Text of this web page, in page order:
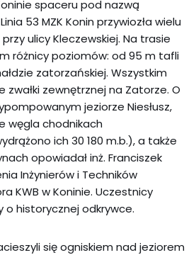
spaceru pod nazwą
53 MZK Konin przywiozła wielu
ulicy Kleczewskiej. Na trasie
różnicy poziomów: od 95 m tafli
zatorzańskiej. Wszystkim
zwałki zewnętrznej na Zatorze. O
jeziorze Niesłusz,
węgla chodnikach
ich 30 180 m.b.), a także
opowiadał inż. Franciszek
Inżynierów i Techników
KWB w Koninie. Uczestnicy
historycznej odkrywce.
się ogniskiem nad jeziorem